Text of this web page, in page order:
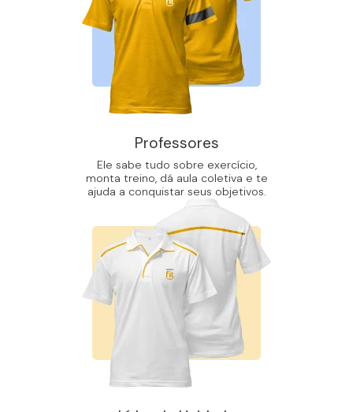
Professores
Ele sabe tudo sobre exercício,
monta treino, dá aula coletiva e te
ajuda a conquistar seus objetivos.